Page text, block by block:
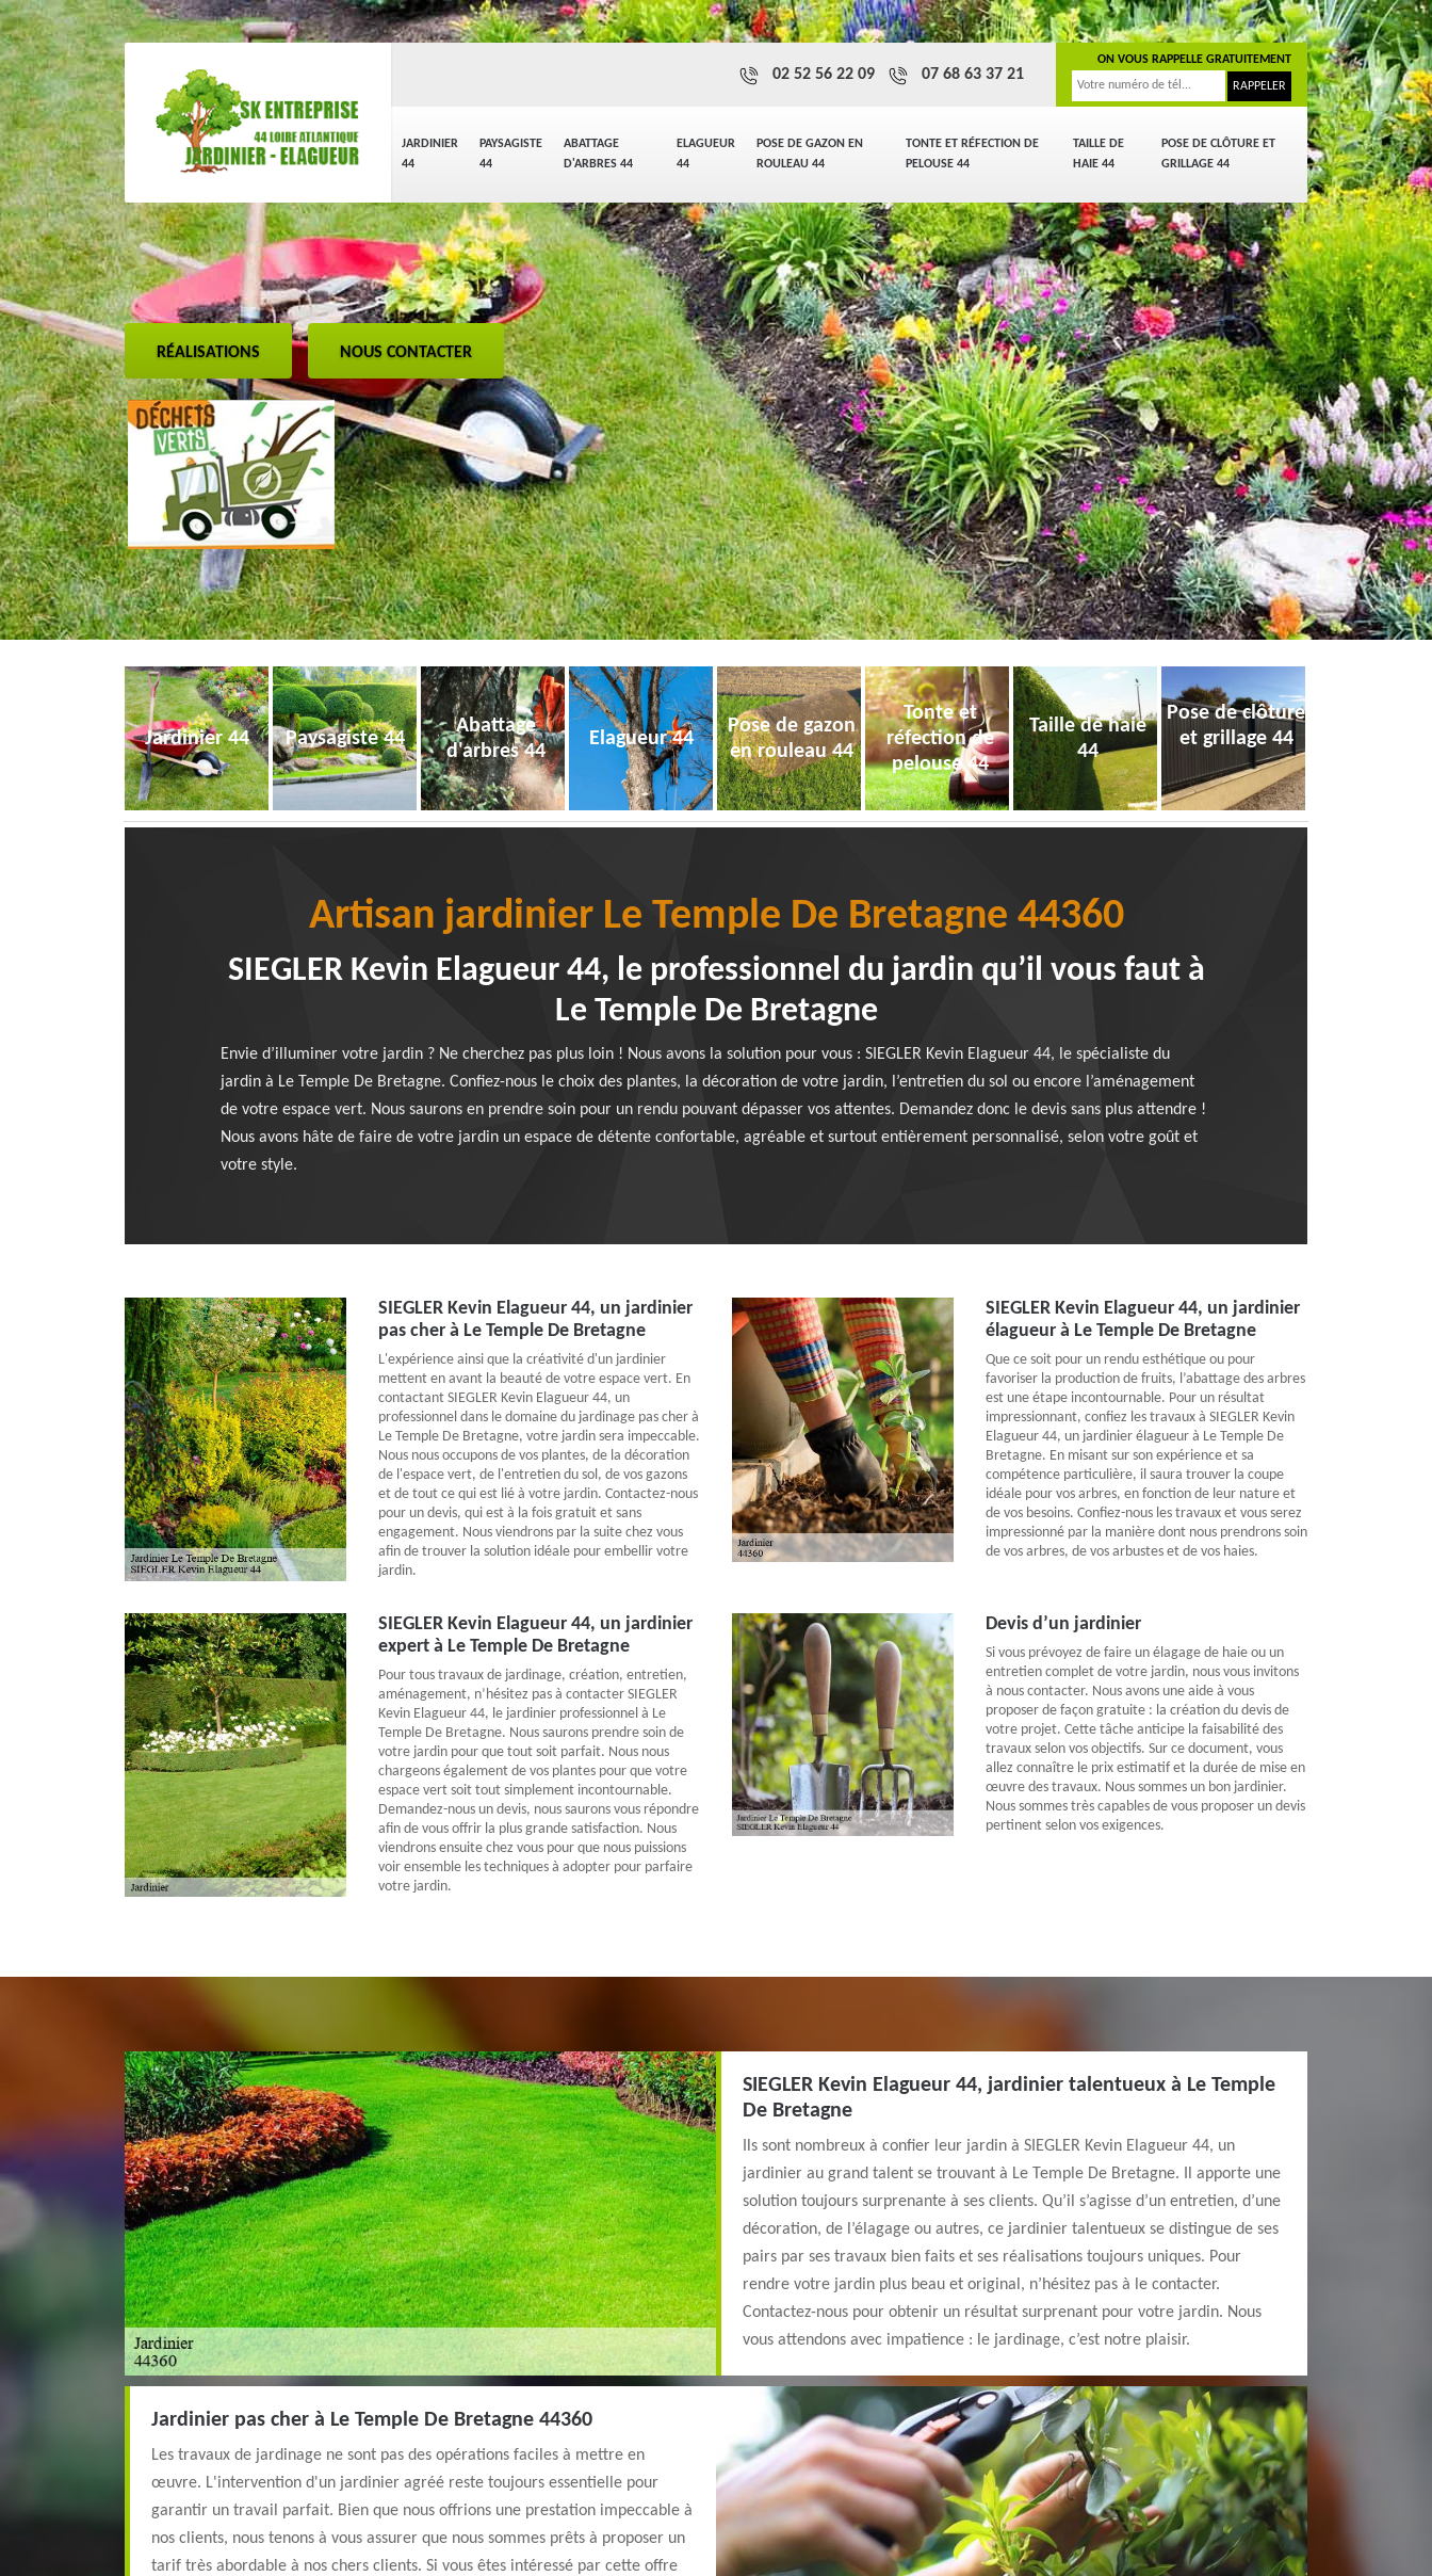
JARDINIER
44
PAYSAGISTE
44
ABATTAGE
D'ARBRES 44
ELAGUEUR
44
POSE DE GAZON EN
ROULEAU 44
TONTE ET RÉFECTION DE
PELOUSE 44
TAILLE DE
HAIE 44
POSE DE CLÔTURE ET
GRILLAGE 44
02 52 56 22 09 07 68 63 37 21
ON VOUS RAPPELLE GRATUITEMENT
RÉALISATIONS NOUS CONTACTER
Jardinier 44 Paysagiste 44
Abattage
d'arbres 44
Elagueur 44
Pose de gazon
en rouleau 44
Tonte et
réfection de
pelouse 44
Taille de haie
44
Pose de clôture
et grillage 44
Artisan jardinier Le Temple De Bretagne 44360
SIEGLER Kevin Elagueur 44, le professionnel du jardin qu’il vous faut à
Le Temple De Bretagne
Envie d’illuminer votre jardin ? Ne cherchez pas plus loin ! Nous avons la solution pour vous : SIEGLER Kevin Elagueur 44, le spécialiste du
jardin à Le Temple De Bretagne. Confiez-nous le choix des plantes, la décoration de votre jardin, l’entretien du sol ou encore l’aménagement
de votre espace vert. Nous saurons en prendre soin pour un rendu pouvant dépasser vos attentes. Demandez donc le devis sans plus attendre !
Nous avons hâte de faire de votre jardin un espace de détente confortable, agréable et surtout entièrement personnalisé, selon votre goût et
votre style.
SIEGLER Kevin Elagueur 44, un jardinier
pas cher à Le Temple De Bretagne
L'expérience ainsi que la créativité d'un jardinier
mettent en avant la beauté de votre espace vert. En
contactant SIEGLER Kevin Elagueur 44, un
professionnel dans le domaine du jardinage pas cher à
Le Temple De Bretagne, votre jardin sera impeccable.
Nous nous occupons de vos plantes, de la décoration
de l'espace vert, de l'entretien du sol, de vos gazons
et de tout ce qui est lié à votre jardin. Contactez-nous
pour un devis, qui est à la fois gratuit et sans
engagement. Nous viendrons par la suite chez vous
afin de trouver la solution idéale pour embellir votre
jardin.
SIEGLER Kevin Elagueur 44, un jardinier
élagueur à Le Temple De Bretagne
Que ce soit pour un rendu esthétique ou pour
favoriser la production de fruits, l’abattage des arbres
est une étape incontournable. Pour un résultat
impressionnant, confiez les travaux à SIEGLER Kevin
Elagueur 44, un jardinier élagueur à Le Temple De
Bretagne. En misant sur son expérience et sa
compétence particulière, il saura trouver la coupe
idéale pour vos arbres, en fonction de leur nature et
de vos besoins. Confiez-nous les travaux et vous serez
impressionné par la manière dont nous prendrons soin
de vos arbres, de vos arbustes et de vos haies.
SIEGLER Kevin Elagueur 44, un jardinier
expert à Le Temple De Bretagne
Pour tous travaux de jardinage, création, entretien,
aménagement, n’hésitez pas à contacter SIEGLER
Kevin Elagueur 44, le jardinier professionnel à Le
Temple De Bretagne. Nous saurons prendre soin de
votre jardin pour que tout soit parfait. Nous nous
chargeons également de vos plantes pour que votre
espace vert soit tout simplement incontournable.
Demandez-nous un devis, nous saurons vous répondre
afin de vous offrir la plus grande satisfaction. Nous
viendrons ensuite chez vous pour que nous puissions
voir ensemble les techniques à adopter pour parfaire
votre jardin.
Devis d’un jardinier
Si vous prévoyez de faire un élagage de haie ou un
entretien complet de votre jardin, nous vous invitons
à nous contacter. Nous avons une aide à vous
proposer de façon gratuite : la création du devis de
votre projet. Cette tâche anticipe la faisabilité des
travaux selon vos objectifs. Sur ce document, vous
allez connaître le prix estimatif et la durée de mise en
œuvre des travaux. Nous sommes un bon jardinier.
Nous sommes très capables de vous proposer un devis
pertinent selon vos exigences.
SIEGLER Kevin Elagueur 44, jardinier talentueux à Le Temple
De Bretagne
Ils sont nombreux à confier leur jardin à SIEGLER Kevin Elagueur 44, un
jardinier au grand talent se trouvant à Le Temple De Bretagne. Il apporte une
solution toujours surprenante à ses clients. Qu’il s’agisse d’un entretien, d’une
décoration, de l’élagage ou autres, ce jardinier talentueux se distingue de ses
pairs par ses travaux bien faits et ses réalisations toujours uniques. Pour
rendre votre jardin plus beau et original, n’hésitez pas à le contacter.
Contactez-nous pour obtenir un résultat surprenant pour votre jardin. Nous
vous attendons avec impatience : le jardinage, c’est notre plaisir.
Jardinier pas cher à Le Temple De Bretagne 44360
Les travaux de jardinage ne sont pas des opérations faciles à mettre en
œuvre. L'intervention d'un jardinier agréé reste toujours essentielle pour
garantir un travail parfait. Bien que nous offrions une prestation impeccable à
nos clients, nous tenons à vous assurer que nous sommes prêts à proposer un
tarif très abordable à nos chers clients. Si vous êtes intéressé par cette offre